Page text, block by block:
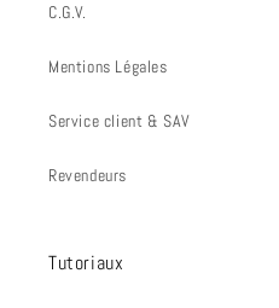
C.G.V.
Mentions Légales
Service client & SAV
Revendeurs
Tutoriaux